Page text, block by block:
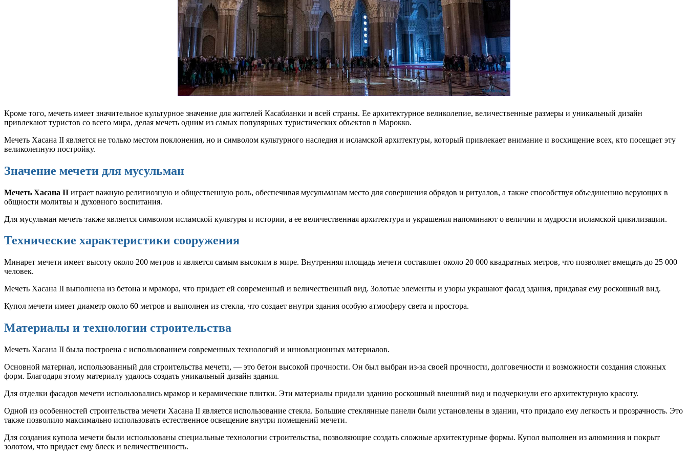
Кроме того, мечеть имеет значительное культурное значение для жителей Касабланки и всей страны. Ее архитектурное великолепие, величественные размеры и уникальный дизайн
привлекают туристов со всего мира, делая мечеть одним из самых популярных туристических объектов в Марокко.
Мечеть Хасана II является не только местом поклонения, но и символом культурного наследия и исламской архитектуры, который привлекает внимание и восхищение всех, кто посещает эту
великолепную постройку.
Значение мечети для мусульман
Мечеть Хасана II играет важную религиозную и общественную роль, обеспечивая мусульманам место для совершения обрядов и ритуалов, а также способствуя объединению верующих в
общности молитвы и духовного воспитания.
Для мусульман мечеть также является символом исламской культуры и истории, а ее величественная архитектура и украшения напоминают о величии и мудрости исламской цивилизации.
Технические характеристики сооружения
Минарет мечети имеет высоту около 200 метров и является самым высоким в мире. Внутренняя площадь мечети составляет около 20 000 квадратных метров, что позволяет вмещать до 25 000
человек.
Мечеть Хасана II выполнена из бетона и мрамора, что придает ей современный и величественный вид. Золотые элементы и узоры украшают фасад здания, придавая ему роскошный вид.
Купол мечети имеет диаметр около 60 метров и выполнен из стекла, что создает внутри здания особую атмосферу света и простора.
Материалы и технологии строительства
Мечеть Хасана II была построена с использованием современных технологий и инновационных материалов.
Основной материал, использованный для строительства мечети, — это бетон высокой прочности. Он был выбран из-за своей прочности, долговечности и возможности создания сложных
форм. Благодаря этому материалу удалось создать уникальный дизайн здания.
Для отделки фасадов мечети использовались мрамор и керамические плитки. Эти материалы придали зданию роскошный внешний вид и подчеркнули его архитектурную красоту.
Одной из особенностей строительства мечети Хасана II является использование стекла. Большие стеклянные панели были установлены в здании, что придало ему легкость и прозрачность. Это
также позволило максимально использовать естественное освещение внутри помещений мечети.
Для создания купола мечети были использованы специальные технологии строительства, позволяющие создать сложные архитектурные формы. Купол выполнен из алюминия и покрыт
золотом, что придает ему блеск и величественность.